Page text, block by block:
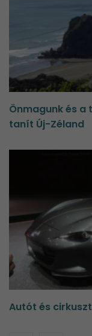
Önmagunk és
tanít Új-Zéland
Autót és